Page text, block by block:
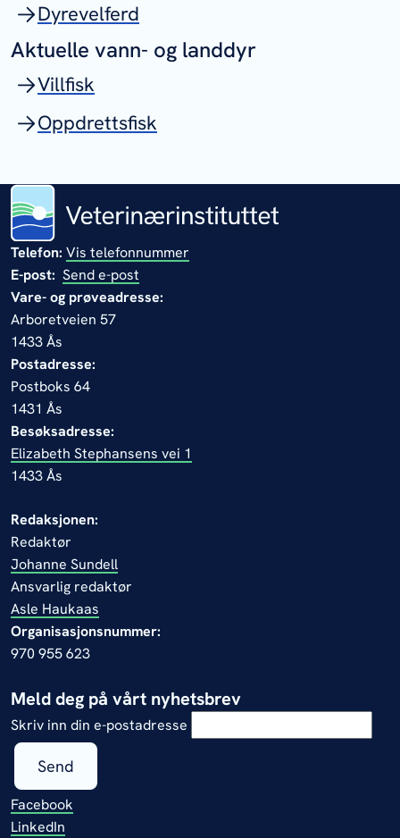
Dyrevelferd
Aktuelle vann- og landdyr
Villfisk
Oppdrettsfisk
Telefon: Vis telefonnummer
E-post: Send e-post
Vare- og prøveadresse:
Arboretveien 57
1433 Ås
Postadresse:
Postboks 64
1431 Ås
Besøksadresse:
Elizabeth Stephansens vei 1
1433 Ås
Redaksjonen:
Redaktør
Johanne Sundell
Ansvarlig redaktør
Asle Haukaas
Organisasjonsnummer:
970 955 623
Meld deg på vårt nyhetsbrev
Skriv inn din e-postadresse
Send
Facebook
LinkedIn